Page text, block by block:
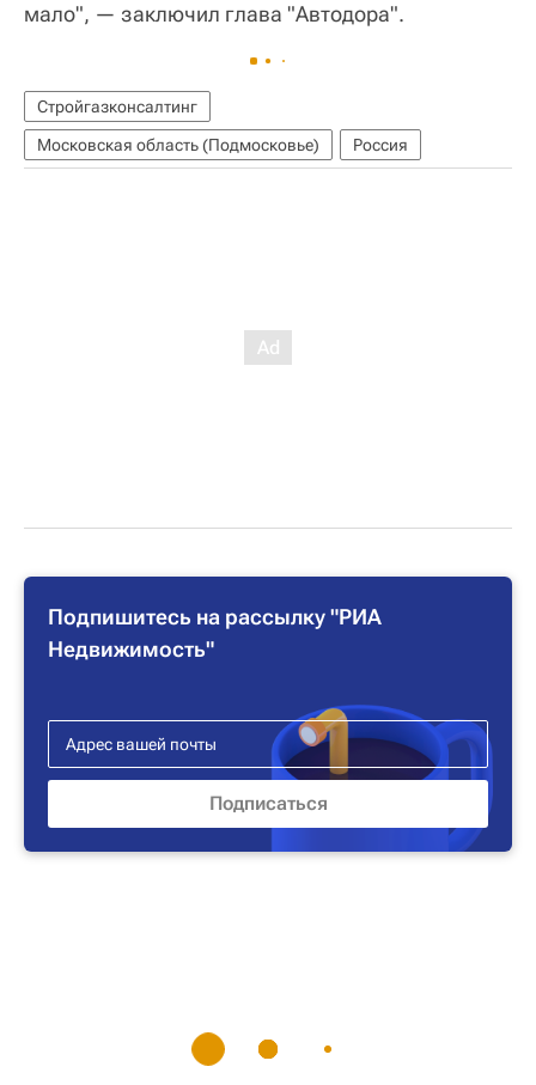
мало", — заключил глава "Автодора".
Стройгазконсалтинг
Московская область (Подмосковье)
Россия
Подпишитесь на рассылку "РИА
Недвижимость"